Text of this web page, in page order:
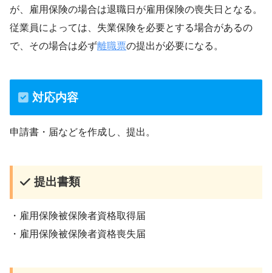
が、雇用保険の場合は退職日が雇用保険の喪失日となる。
従業員によっては、失業保険を必要とする場合があるの
で、その場合は必ず離職票の提出が必要になる。
対応内容
申請書・届などを作成し、提出。
提出書類
・雇用保険被保険者資格取得届
・雇用保険被保険者資格喪失届